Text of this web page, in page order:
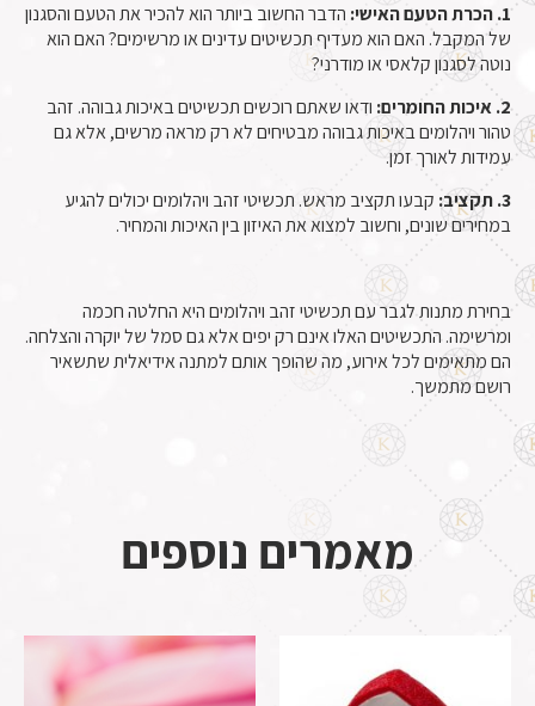
1. הכרת הטעם האישי:
הדבר החשוב ביותר הוא להכיר את הטעם והסגנון
של המקבל. האם הוא מעדיף תכשיטים עדינים או מרשימים? האם הוא
נוטה לסגנון קלאסי או מודרני?
2. איכות החומרים:
ודאו שאתם רוכשים תכשיטים באיכות גבוהה. זהב
טהור ויהלומים באיכות גבוהה מבטיחים לא רק מראה מרשים, אלא גם
עמידות לאורך זמן.
3. תקציב:
קבעו תקציב מראש. תכשיטי זהב ויהלומים יכולים להגיע
במחירים שונים, וחשוב למצוא את האיזון בין האיכות והמחיר.
בחירת מתנות לגבר עם תכשיטי זהב ויהלומים היא החלטה חכמה
ומרשימה. התכשיטים האלו אינם רק יפים אלא גם סמל של יוקרה והצלחה.
הם מתאימים לכל אירוע, מה שהופך אותם למתנה אידיאלית שתשאיר
רושם מתמשך.
מאמרים נוספים